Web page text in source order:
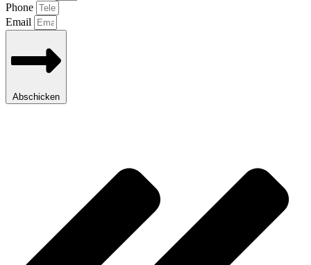
Phone
Email
Abschicken